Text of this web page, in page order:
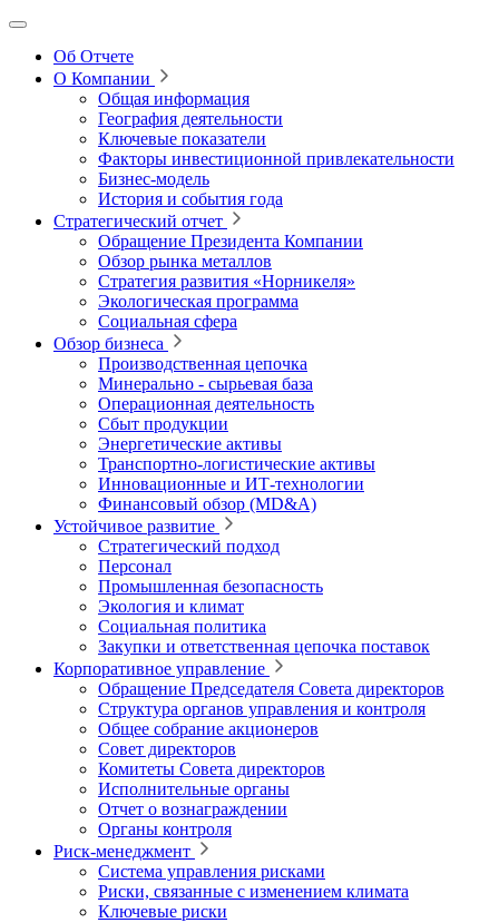
Об Отчете
О Компании
Общая информация
География деятельности
Ключевые показатели
Факторы инвестиционной привлекательности
Бизнес-модель
История и события года
Стратегический отчет
Обращение Президента Компании
Обзор рынка металлов
Стратегия развития «Норникеля»
Экологическая программа
Социальная сфера
Обзор бизнеса
Производственная цепочка
Минерально ‑ сырьевая база
Операционная деятельность
Сбыт продукции
Энергетические активы
Транспортно-логистические активы
Инновационные и ИТ‑технологии
Финансовый обзор (MD&A)
Устойчивое развитие
Стратегический подход
Персонал
Промышленная безопасность
Экология и климат
Социальная политика
Закупки и ответственная цепочка поставок
Корпоративное управление
Обращение Председателя Совета директоров
Структура органов управления и контроля
Общее собрание акционеров
Совет директоров
Комитеты Совета директоров
Исполнительные органы
Отчет о вознаграждении
Органы контроля
Риск-менеджмент
Система управления рисками
Риски, связанные с изменением климата
Ключевые риски